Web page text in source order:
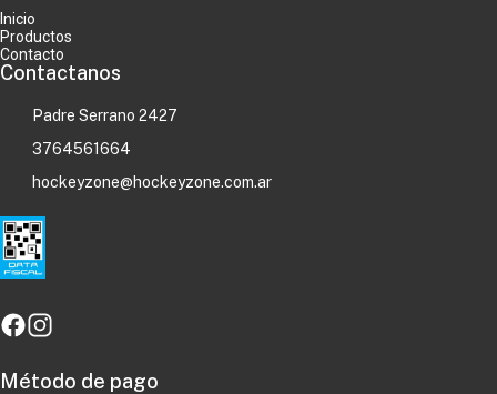
Inicio
Productos
Contacto
Contactanos
Padre Serrano 2427
3764561664
hockeyzone@hockeyzone.com.ar
Método de pago